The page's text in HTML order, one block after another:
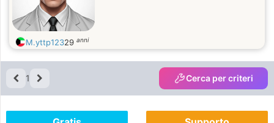
M.yttp12329 anni
1 Cerca per criteri